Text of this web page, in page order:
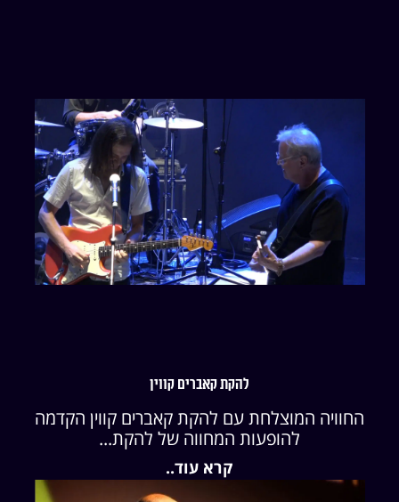
להקת קאברים קווין
החוויה המוצלחת עם להקת קאברים קווין הקדמה
להופעות המחווה של להקת...
קרא עוד..